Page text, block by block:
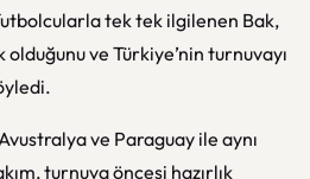
tek tek ilgilenen Bak,
ve Türkiye’nin turnuvayı
ve Paraguay ile aynı
turnuva öncesi hazırlık